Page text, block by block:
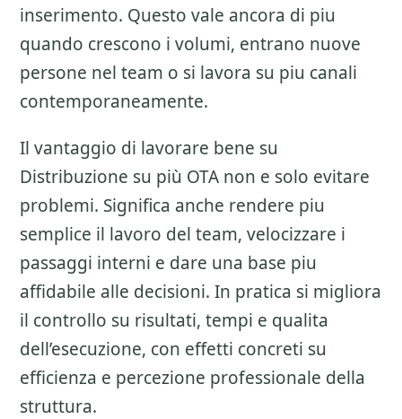
inserimento. Questo vale ancora di piu
quando crescono i volumi, entrano nuove
persone nel team o si lavora su piu canali
contemporaneamente.
Il vantaggio di lavorare bene su
Distribuzione su più OTA non e solo evitare
problemi. Significa anche rendere piu
semplice il lavoro del team, velocizzare i
passaggi interni e dare una base piu
affidabile alle decisioni. In pratica si migliora
il controllo su risultati, tempi e qualita
dell’esecuzione, con effetti concreti su
efficienza e percezione professionale della
struttura.